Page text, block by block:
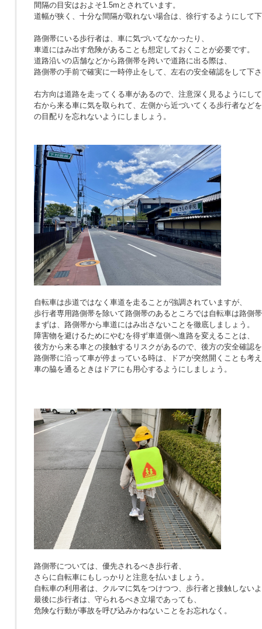
間隔の目安はおよそ1.5mとされています。
道幅が狭く、十分な間隔が取れない場合は、徐行するようにして
路側帯にいる歩行者は、車に気づいてなかったり、
車道にはみ出す危険があることも想定しておくことが必要です。
道路沿いの店舗などから路側帯を跨いで道路に出る際は、
路側帯の手前で確実に一時停止をして、左右の安全確認をして下
右方向は道路を走ってくる車があるので、注意深く見るようにし
右から来る車に気を取られて、左側から近づいてくる歩行者など
の目配りを忘れないようにしましょう。
自転車は歩道ではなく車道を走ることが強調されていますが、
歩行者専用路側帯を除いて路側帯のあるところでは自転車は路側
まずは、路側帯から車道にはみ出さないことを徹底しましょう。
障害物を避けるためにやむを得ず車道側へ進路を変えることは、
後方から来る車との接触するリスクがあるので、後方の安全確認
路側帯に沿って車が停まっている時は、ドアが突然開くことも考
車の脇を通るときはドアにも用心するようにしましょう。
路側帯については、優先されるべき歩行者、
さらに自転車にもしっかりと注意を払いましょう。
自転車の利用者は、クルマに気をつけつつ、歩行者と接触しない
最後に歩行者は、守られるべき立場であっても、
危険な行動が事故を呼び込みかねないことをお忘れなく。